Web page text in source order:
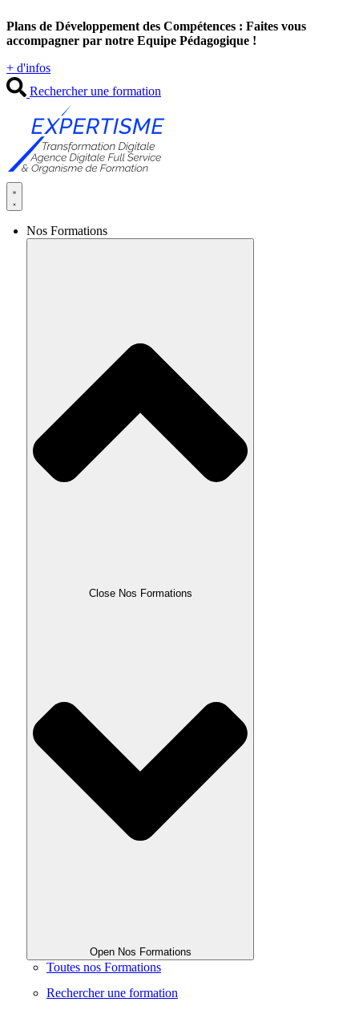
au
contenu
Plans de Développement des Compétences : Faites vous
accompagner par notre Equipe Pédagogique !
+ d'infos
Rechercher une formation
Nos Formations
Close Nos Formations
Open Nos Formations
Toutes nos Formations
Rechercher une formation